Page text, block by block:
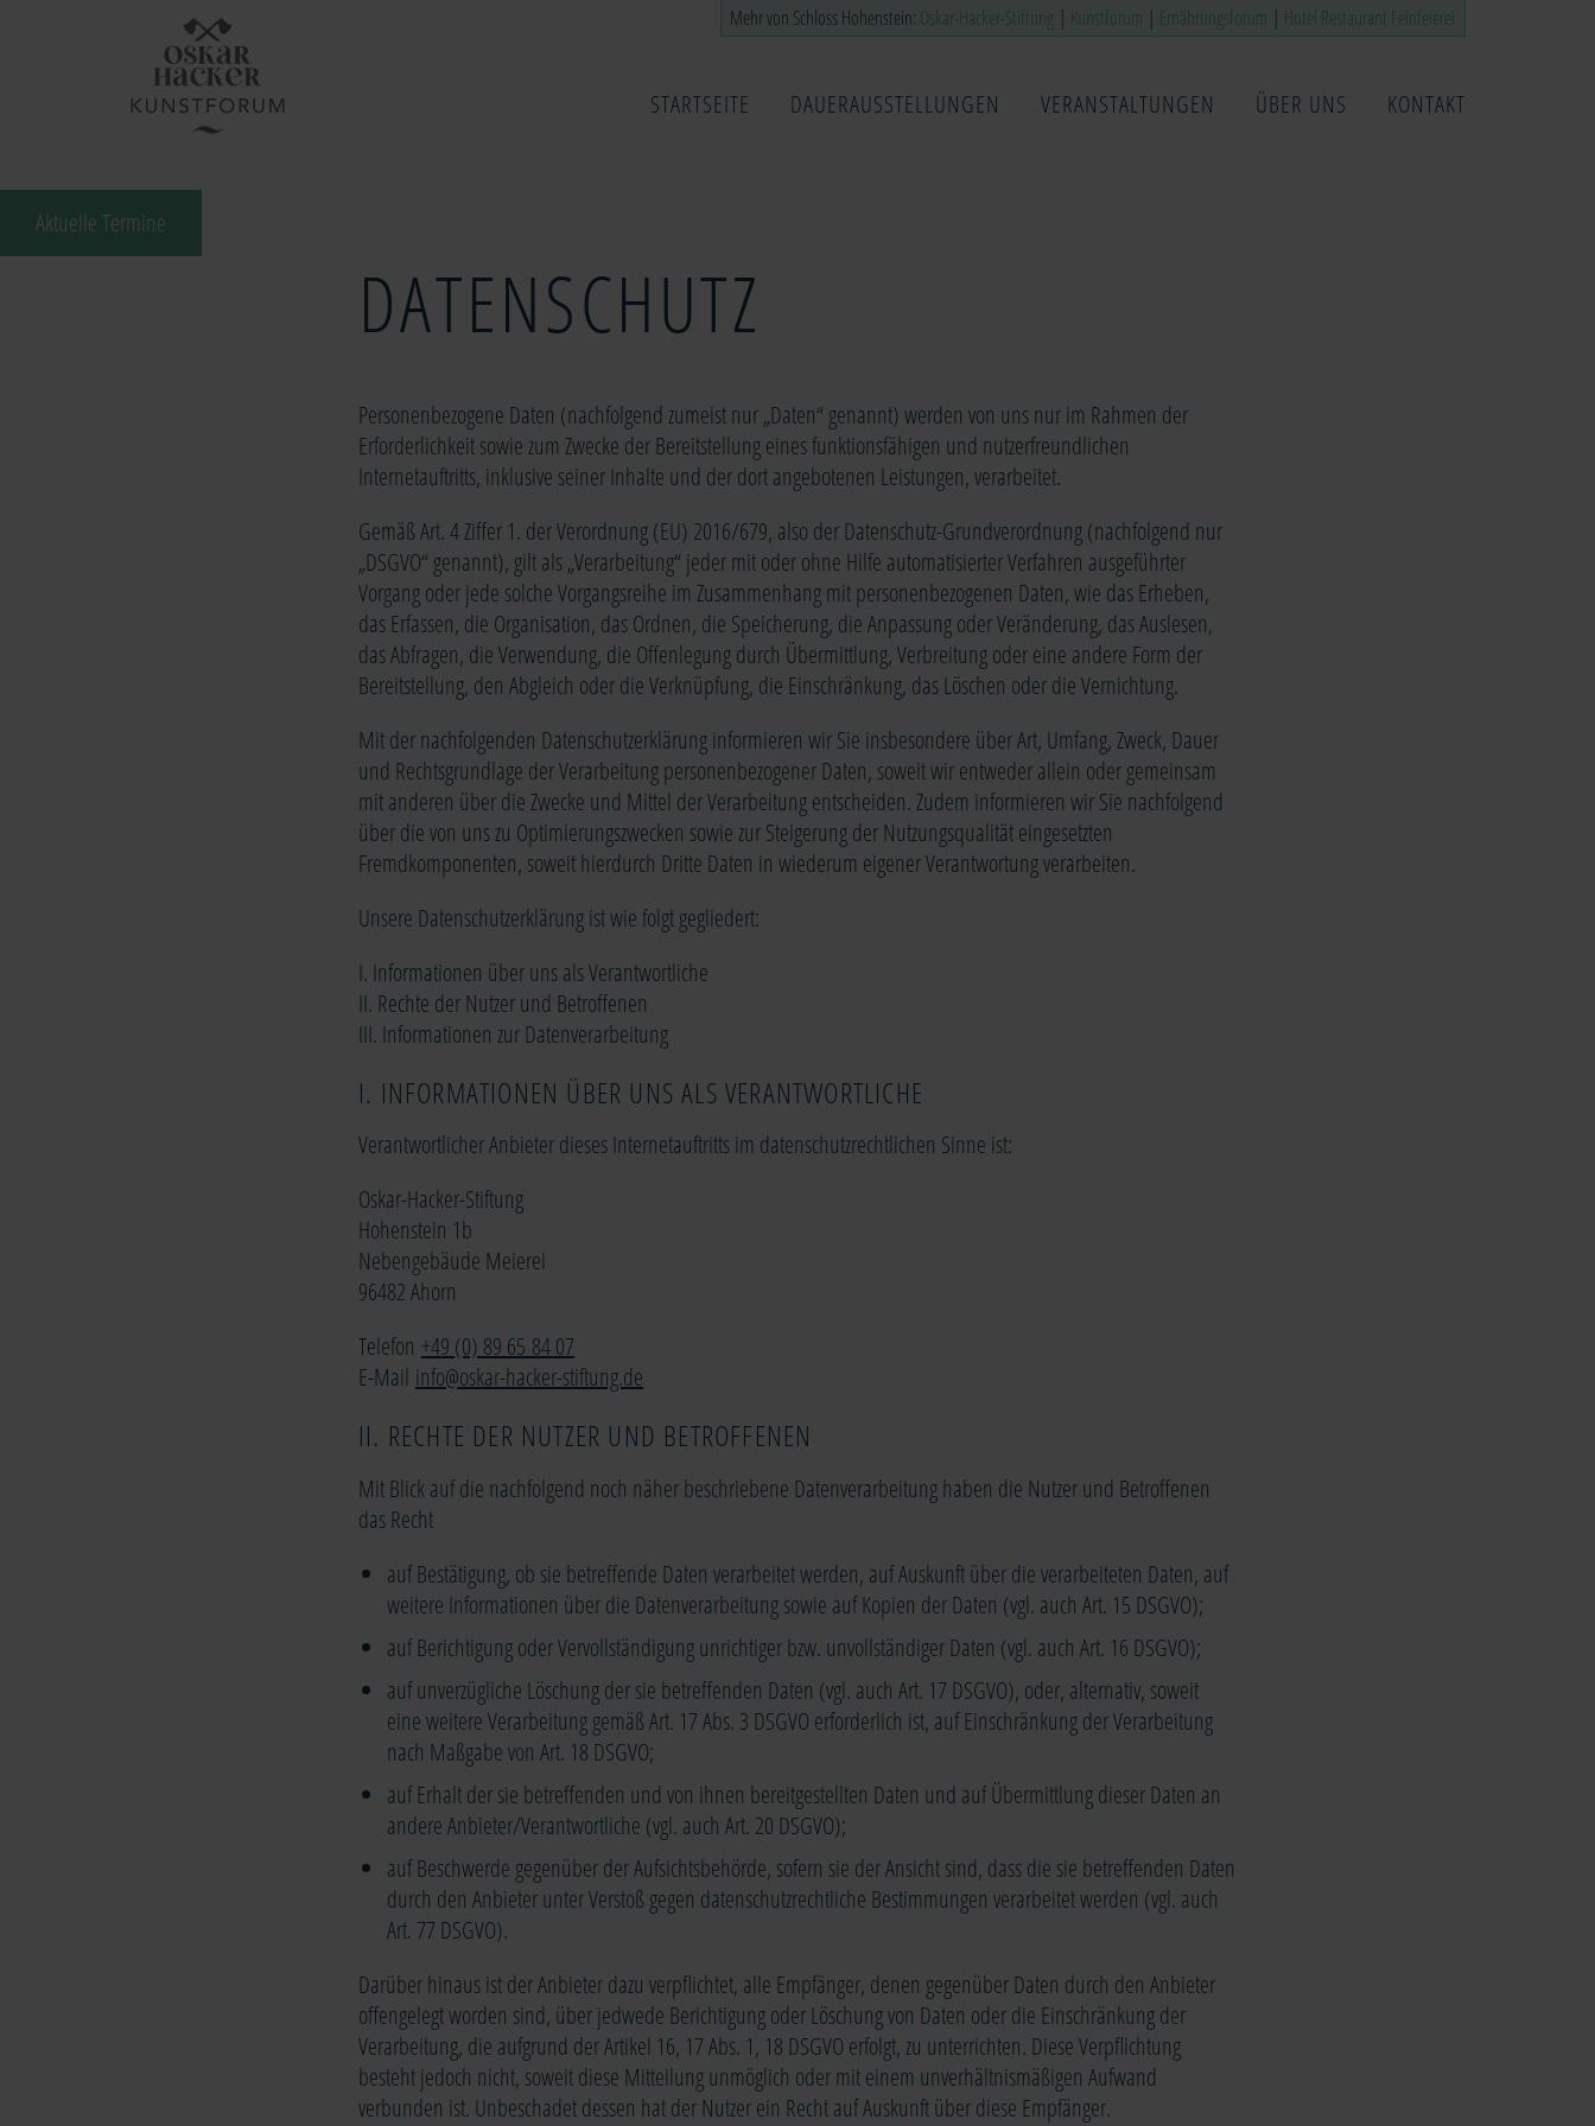
HAUPTNAVIGATION
STARTSEITE DAUERAUSSTELLUNGEN VERANSTALTUNGEN ÜBER UNS KONTAKT
Mehr von Schloss Hohenstein: Oskar-Hacker-Stiftung | Kunstforum | Ernährungsforum | Hotel Restaurant Feinfeierei
Aktuelle Termine
DATENSCHUTZ
Personenbezogene Daten (nachfolgend zumeist nur „Daten“ genannt) werden von uns nur im Rahmen der
Erforderlichkeit sowie zum Zwecke der Bereitstellung eines funktionsfähigen und nutzerfreundlichen
Internetauftritts, inklusive seiner Inhalte und der dort angebotenen Leistungen, verarbeitet.
Gemäß Art. 4 Ziffer 1. der Verordnung (EU) 2016/679, also der Datenschutz-Grundverordnung (nachfolgend nur
„DSGVO“ genannt), gilt als „Verarbeitung“ jeder mit oder ohne Hilfe automatisierter Verfahren ausgeführter
Vorgang oder jede solche Vorgangsreihe im Zusammenhang mit personenbezogenen Daten, wie das Erheben,
das Erfassen, die Organisation, das Ordnen, die Speicherung, die Anpassung oder Veränderung, das Auslesen,
das Abfragen, die Verwendung, die Offenlegung durch Übermittlung, Verbreitung oder eine andere Form der
Bereitstellung, den Abgleich oder die Verknüpfung, die Einschränkung, das Löschen oder die Vernichtung.
Mit der nachfolgenden Datenschutzerklärung informieren wir Sie insbesondere über Art, Umfang, Zweck, Dauer
und Rechtsgrundlage der Verarbeitung personenbezogener Daten, soweit wir entweder allein oder gemeinsam
mit anderen über die Zwecke und Mittel der Verarbeitung entscheiden. Zudem informieren wir Sie nachfolgend
über die von uns zu Optimierungszwecken sowie zur Steigerung der Nutzungsqualität eingesetzten
Fremdkomponenten, soweit hierdurch Dritte Daten in wiederum eigener Verantwortung verarbeiten.
Unsere Datenschutzerklärung ist wie folgt gegliedert:
I. Informationen über uns als Verantwortliche
II. Rechte der Nutzer und Betroffenen
III. Informationen zur Datenverarbeitung
I. INFORMATIONEN ÜBER UNS ALS VERANTWORTLICHE
Verantwortlicher Anbieter dieses Internetauftritts im datenschutzrechtlichen Sinne ist:
Oskar-Hacker-Stiftung
Hohenstein 1b
Nebengebäude Meierei
96482 Ahorn
Telefon +49 (0) 89 65 84 07
E-Mail info@oskar-hacker-stiftung.de
II. RECHTE DER NUTZER UND BETROFFENEN
Mit Blick auf die nachfolgend noch näher beschriebene Datenverarbeitung haben die Nutzer und Betroffenen
das Recht
auf Bestätigung, ob sie betreffende Daten verarbeitet werden, auf Auskunft über die verarbeiteten Daten, auf
weitere Informationen über die Datenverarbeitung sowie auf Kopien der Daten (vgl. auch Art. 15 DSGVO);
auf Berichtigung oder Vervollständigung unrichtiger bzw. unvollständiger Daten (vgl. auch Art. 16 DSGVO);
auf unverzügliche Löschung der sie betreffenden Daten (vgl. auch Art. 17 DSGVO), oder, alternativ, soweit
eine weitere Verarbeitung gemäß Art. 17 Abs. 3 DSGVO erforderlich ist, auf Einschränkung der Verarbeitung
nach Maßgabe von Art. 18 DSGVO;
auf Erhalt der sie betreffenden und von ihnen bereitgestellten Daten und auf Übermittlung dieser Daten an
andere Anbieter/Verantwortliche (vgl. auch Art. 20 DSGVO);
auf Beschwerde gegenüber der Aufsichtsbehörde, sofern sie der Ansicht sind, dass die sie betreffenden Daten
durch den Anbieter unter Verstoß gegen datenschutzrechtliche Bestimmungen verarbeitet werden (vgl. auch
Art. 77 DSGVO).
Darüber hinaus ist der Anbieter dazu verpflichtet, alle Empfänger, denen gegenüber Daten durch den Anbieter
offengelegt worden sind, über jedwede Berichtigung oder Löschung von Daten oder die Einschränkung der
Verarbeitung, die aufgrund der Artikel 16, 17 Abs. 1, 18 DSGVO erfolgt, zu unterrichten. Diese Verpflichtung
besteht jedoch nicht, soweit diese Mitteilung unmöglich oder mit einem unverhältnismäßigen Aufwand
verbunden ist. Unbeschadet dessen hat der Nutzer ein Recht auf Auskunft über diese Empfänger.